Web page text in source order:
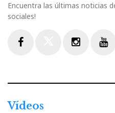
Encuentra las últimas noticias
sociales!
Vídeos